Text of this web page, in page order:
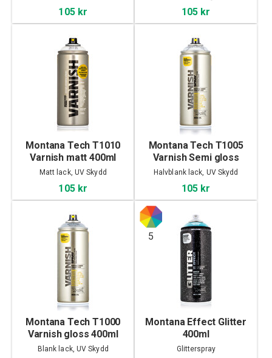
105 kr 105 kr
Montana Tech T1010
Varnish matt 400ml
Matt lack, UV Skydd
105 kr
Montana Tech T1005
Varnish Semi gloss
400ml
Halvblank lack, UV Skydd
105 kr
Montana Tech T1000
Varnish gloss 400ml
Blank lack, UV Skydd
5
Montana Effect Glitter
400ml
Glitterspray